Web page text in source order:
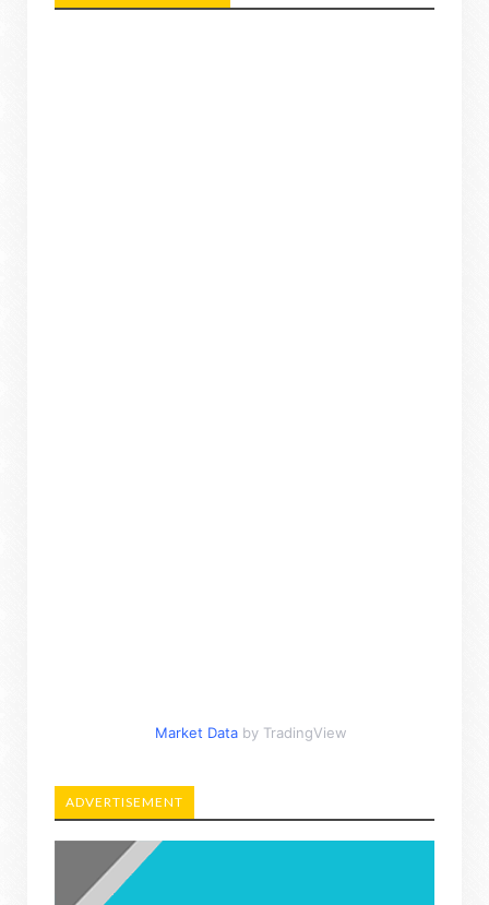
Market Data by TradingView
ADVERTISEMENT